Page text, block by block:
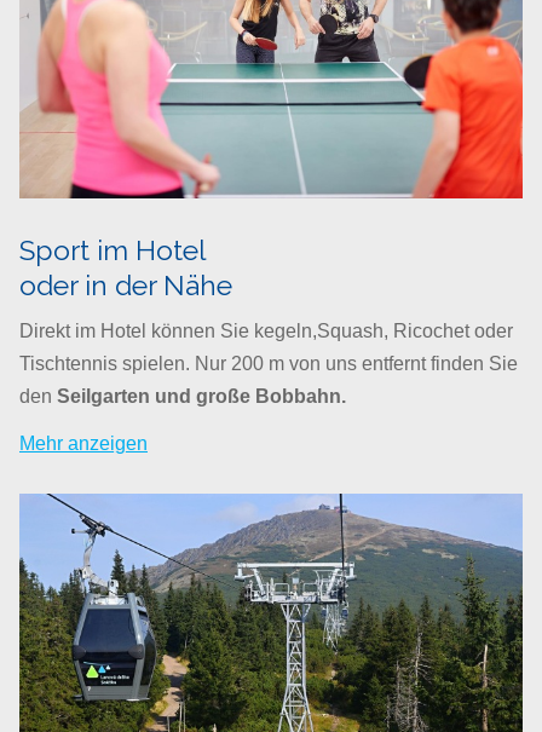
Sport im Hotel
oder in der Nähe
Direkt im Hotel können Sie kegeln,Squash, Ricochet oder
Tischtennis spielen. Nur 200 m von uns entfernt finden Sie
den Seilgarten und große Bobbahn.
Mehr anzeigen